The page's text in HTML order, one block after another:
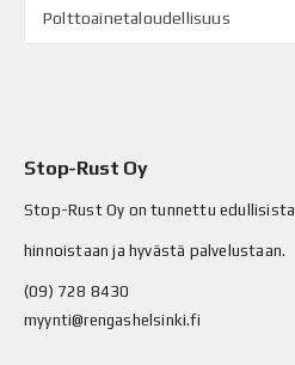
Polttoainetaloudellisuus
Stop-Rust Oy
Stop-Rust Oy on tunnettu edullisista
hinnoistaan ja hyvästä palvelustaan.
(09) 728 8430
myynti@rengashelsinki.fi